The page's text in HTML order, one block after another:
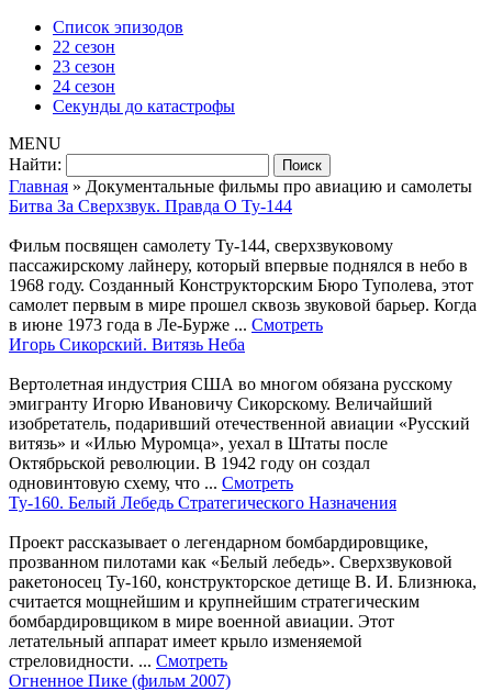
Список эпизодов
22 сезон
23 сезон
24 сезон
Секунды до катастрофы
MENU
Найти:
Главная » Документальные фильмы про авиацию и самолеты
Битва За Сверхзвук. Правда О Ту-144
Фильм посвящен самолету Ту-144, сверхзвуковому
пассажирскому лайнеру, который впервые поднялся в небо в
1968 году. Созданный Конструкторским Бюро Туполева, этот
самолет первым в мире прошел сквозь звуковой барьер. Когда
в июне 1973 года в Ле-Бурже ... Смотреть
Игорь Сикорский. Витязь Неба
Вертолетная индустрия США во многом обязана русскому
эмигранту Игорю Ивановичу Сикорскому. Величайший
изобретатель, подаривший отечественной авиации «Русский
витязь» и «Илью Муромца», уехал в Штаты после
Октябрьской революции. В 1942 году он создал
одновинтовую схему, что ... Смотреть
Ту-160. Белый Лебедь Стратегического Назначения
Проект рассказывает о легендарном бомбардировщике,
прозванном пилотами как «Белый лебедь». Сверхзвуковой
ракетоносец Ту-160, конструкторское детище В. И. Близнюка,
считается мощнейшим и крупнейшим стратегическим
бомбардировщиком в мире военной авиации. Этот
летательный аппарат имеет крыло изменяемой
стреловидности. ... Смотреть
Огненное Пике (фильм 2007)